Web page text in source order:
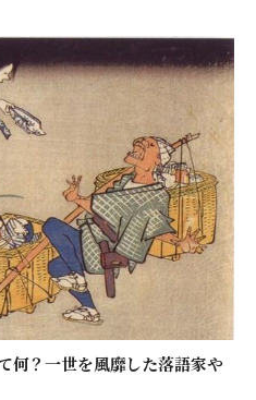
何？一世を風靡した落語家や